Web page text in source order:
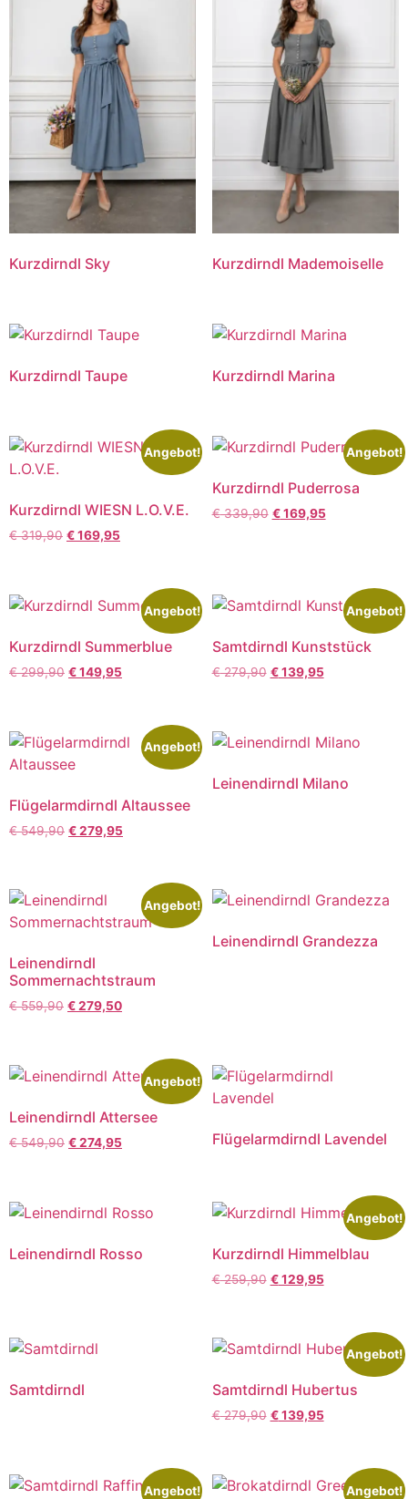
Kurzdirndl Sky Kurzdirndl Mademoiselle
Kurzdirndl Taupe Kurzdirndl Marina
Angebot!
Kurzdirndl WIESN L.O.V.E.
€319,90 €169,95
Angebot!
Kurzdirndl Puderrosa
€339,90 €169,95
Angebot!
Kurzdirndl Summerblue
€299,90 €149,95
Angebot!
Samtdirndl Kunststück
€279,90 €139,95
Angebot!
Flügelarmdirndl Altaussee
€549,90 €279,95
Leinendirndl Milano
Angebot!
Leinendirndl
Sommernachtstraum
€559,90 €279,50
Leinendirndl Grandezza
Angebot!
Leinendirndl Attersee
€549,90 €274,95 Flügelarmdirndl Lavendel
Leinendirndl Rosso
Angebot!
Kurzdirndl Himmelblau
€259,90 €129,95
Samtdirndl
Angebot!
Samtdirndl Hubertus
€279,90 €139,95
Angebot! Angebot!